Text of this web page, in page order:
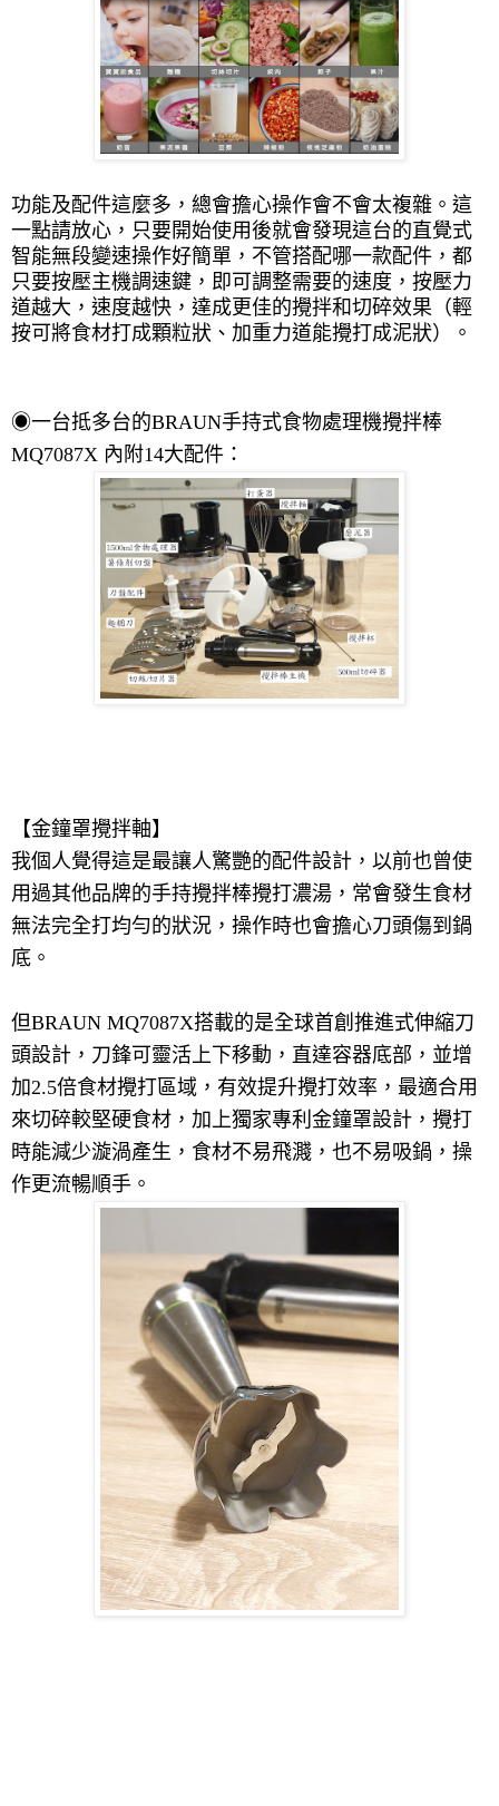
功能及配件這麼多，總會擔心操作會不會太複雜。這
一點請放心，只要開始使用後就會發現這台的直覺式
智能無段變速操作好簡單，不管搭配哪一款配件，都
只要按壓主機調速鍵，即可調整需要的速度，按壓力
道越大，速度越快，達成更佳的攪拌和切碎效果（輕
按可將食材打成顆粒狀、加重力道能攪打成泥狀）。
◉一台抵多台的BRAUN手持式食物處理機攪拌棒
MQ7087X 內附14大配件：
【金鐘罩攪拌軸】
我個人覺得這是最讓人驚艷的配件設計，以前也曾使
用過其他品牌的手持攪拌棒攪打濃湯，常會發生食材
無法完全打均勻的狀況，操作時也會擔心刀頭傷到鍋
底。
但BRAUN MQ7087X搭載的是全球首創推進式伸縮刀
頭設計，刀鋒可靈活上下移動， 直達容器底部，並增
加2.5倍食材攪打區域，有效提升攪打效率，最適合用
來切碎較堅硬食材，加上獨家專利金鐘罩設計，攪打
時能減少漩渦產生，食材不易飛濺，也不易吸鍋，操
作更流暢順手。